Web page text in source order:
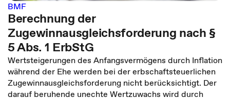
BMF
Berechnung der
Zugewinnausgleichsforderung nach §
5 Abs. 1 ErbStG
Wertsteigerungen des Anfangsvermögens durch Inflation
während der Ehe werden bei der erbschaftsteuerlichen
Zugewinnausgleichsforderung nicht berücksichtigt. Der
darauf beruhende unechte Wertzuwachs wird durch